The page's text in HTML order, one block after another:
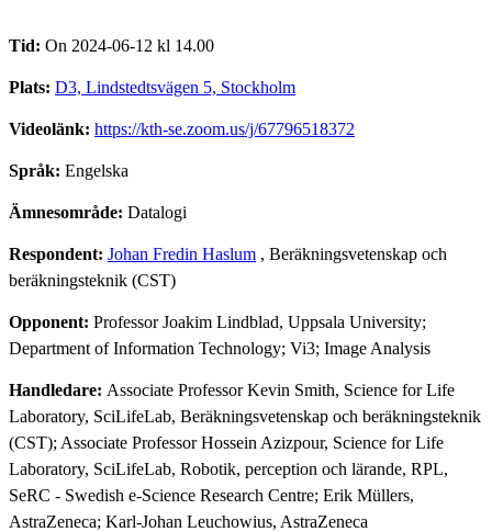
Tid: On 2024-06-12 kl 14.00
Plats: D3, Lindstedtsvägen 5, Stockholm
Videolänk: https://kth-se.zoom.us/j/67796518372
Språk: Engelska
Ämnesområde: Datalogi
Respondent: Johan Fredin Haslum , Beräkningsvetenskap och
beräkningsteknik (CST)
Opponent: Professor Joakim Lindblad, Uppsala University;
Department of Information Technology; Vi3; Image Analysis
Handledare: Associate Professor Kevin Smith, Science for Life
Laboratory, SciLifeLab, Beräkningsvetenskap och beräkningsteknik
(CST); Associate Professor Hossein Azizpour, Science for Life
Laboratory, SciLifeLab, Robotik, perception och lärande, RPL,
SeRC - Swedish e-Science Research Centre; Erik Müllers,
AstraZeneca; Karl-Johan Leuchowius, AstraZeneca